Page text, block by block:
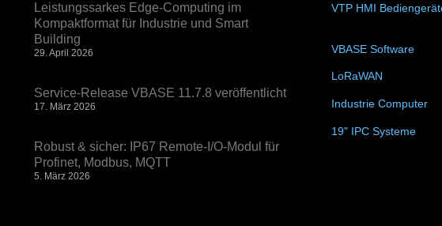
Leistungssarkes Edge-Computing im
Kompaktformat für Industrie und Smart
Building
29. April 2026
Service-Release VBASE 11.7.8 veröffentlicht
17. März 2026
Robust & sicher: IP67 Remote-I/O-Modul für
Profinet, Modbus, MQTT
5. März 2026
VTP HMI
VBASE Software
LoRaWAN
Industrie Computer
19" IPC Systeme